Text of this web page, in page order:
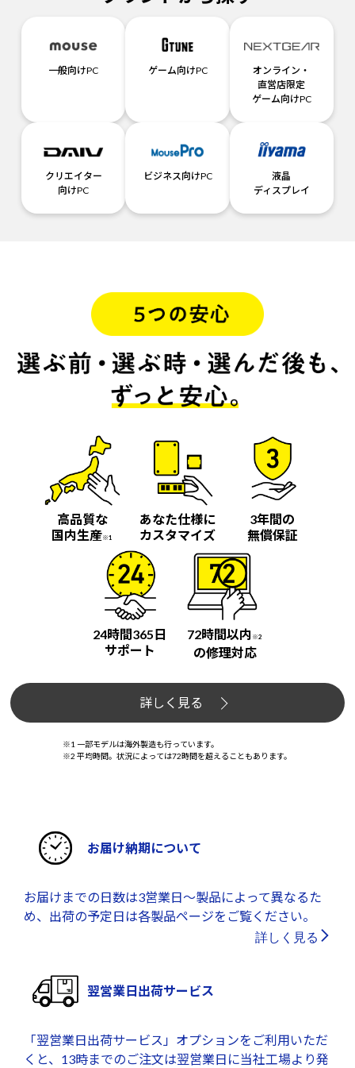
一般向けPC ゲーム向けPC
オンライン・
直営店限定
ゲーム向けPC
クリエイター
向けPC
ビジネス向けPC
液晶
ディスプレイ
高品質な
国内生産※1
あなた仕様に
カスタマイズ
3年間の
無償保証
24時間365日
サポート
72時間以内 ※2
の修理対応
詳しく見る
※1 一部モデルは海外製造も行っています。
※2 平均時間。状況によっては72時間を超えることもあります。
お届け納期について
お届けまでの日数は3営業日～製品によって異なるた
め、出荷の予定日は各製品ページをご覧ください。
詳しく見る
翌営業日出荷サービス
「翌営業日出荷サービス」オプションをご利用いただ
くと、13時までのご注文は翌営業日に当社工場より発